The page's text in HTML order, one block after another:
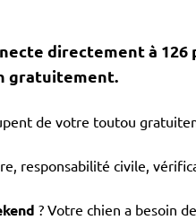
directement à 126
gratuitement.
de votre toutou
responsabilité civile,
? Votre chien a besoin